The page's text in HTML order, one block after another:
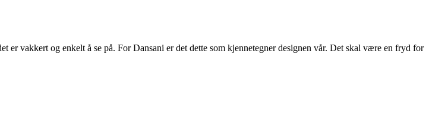
er vakkert og enkelt å se på. For Dansani er det dette som kjennetegner designen vår. Det skal være en fryd for